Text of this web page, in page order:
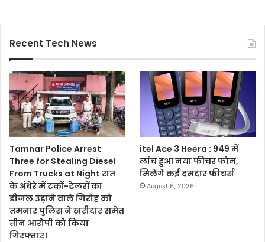
Recent Tech News
Tamnar Police Arrest
Three for Stealing Diesel
From Trucks at Night रात
के अंधेरे में ट्रकों-ट्रेलरों का
डीजल उड़ाने वाले गिरोह को
तमनार पुलिस ने खरीदार समेत
तीन आरोपी को किया
गिरफ्तार।
itel Ace 3 Heera : 949 में
लांच हुआ नया फीचर फोन,
मिलेंगे कई दमदार फीचर्स
August 6, 2026